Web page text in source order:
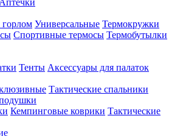
Аптечки
Универсальные Термокружки
Спортивные термосы Термобутылки
Тенты Аксессуары для палаток
Тактические спальники
Кемпинговые коврики Тактические